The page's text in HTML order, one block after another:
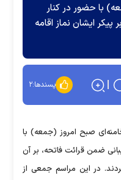
با حضور در کنار
ایشان نماز اقامه
پسندها:۲
صبح امروز (جمعه) با
ضمن قرائت فاتحه، بر آن
در این مراسم جمعی از